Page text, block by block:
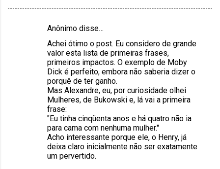
Anônimo disse…
Achei ótimo o post. Eu considero de grande
valor esta lista de primeiras frases,
primeiros impactos. O exemplo de Moby
Dick é perfeito, embora não saberia dizer o
porquê de ter ganho.
Mas Alexandre, eu, por curiosidade olhei
Mulheres, de Bukowski e, lá vai a primeira
frase:
"Eu tinha cinqüenta anos e há quatro não ia
para cama com nenhuma mulher."
Acho interessante porque ele, o Henry, já
deixa claro inicialmente não ser exatamente
um pervertido.